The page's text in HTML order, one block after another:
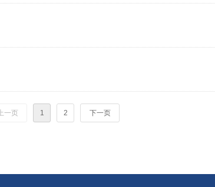
上一页 1 2 下一页